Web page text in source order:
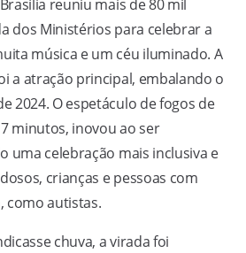
reuniu mais de 80 mil
dos Ministérios para celebrar a
música e um céu iluminado. A
a atração principal, embalando o
2024. O espetáculo de fogos de
minutos, inovou ao ser
uma celebração mais inclusiva e
crianças e pessoas com
como autistas.
chuva, a virada foi